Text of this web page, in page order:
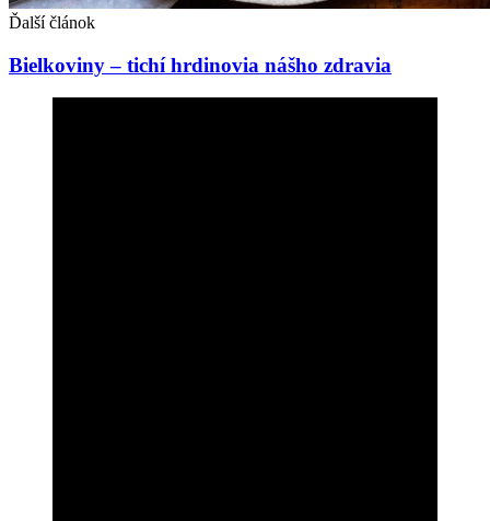
Ďalší článok
Bielkoviny – tichí hrdinovia nášho zdravia